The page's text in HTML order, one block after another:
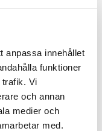
anpassa innehållet
funktioner
Vi
och annan
medier och
med.